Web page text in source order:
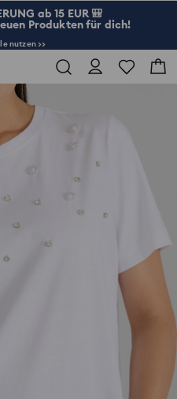
ab 15 EUR 🎒
Produkten für dich!
nutzen >>